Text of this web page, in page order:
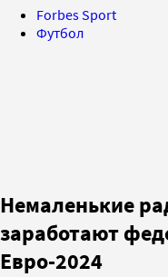
Forbes Sport
Футбол
Немаленькие
заработают
Евро-2024